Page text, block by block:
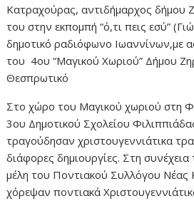
Κατραχούρας, αντιδήμαρχος δήμου
του στην εκπομπή “ό,τι πεις εσύ”
δημοτικό ραδιόφωνο Ιωαννίνων,με
του 4ου “Μαγικού Χωριού” Δήμου
Θεσπρωτικό
Στο χώρο του Μαγικού χωριού στη
3ου Δημοτικού Σχολείου
τραγούδησαν χριστουγεννιάτικα
διάφορες δημιουργίες. Στη
μέλη του Ποντιακού Συλλόγου
χόρεψαν ποντιακά